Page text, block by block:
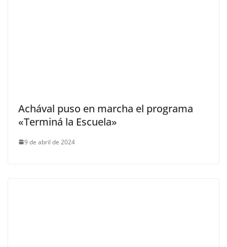
Achával puso en marcha el programa
«Terminá la Escuela»
9 de abril de 2024